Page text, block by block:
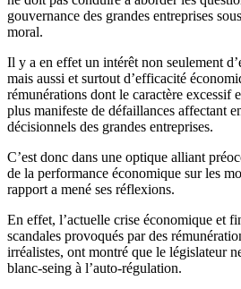
gouvernance des grandes entreprises
moral.
Il y a en effet un intérêt non seulement
mais aussi et surtout d’efficacité
rémunérations dont le caractère excessif
plus manifeste de défaillances affectant
décisionnels des grandes entreprises.
C’est donc dans une optique alliant
de la performance économique sur les
rapport a mené ses réflexions.
En effet, l’actuelle crise économique et
scandales provoqués par des
irréalistes, ont montré que le législateur
blanc-seing à l’auto-régulation.